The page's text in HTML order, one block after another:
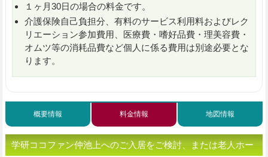
１ヶ月30日の場合の料金です。
介護保険自己負担分、有料のサービス利用料およびレク
リエーション参加費用、医療費・嗜好品費・理美容費・
オムツ等の消耗品費など個人に係る費用は別途必要とな
ります。
概要情報 料金情報 地図情報
学研ココファン仲池上へのご入居をご検討、または老人ホー